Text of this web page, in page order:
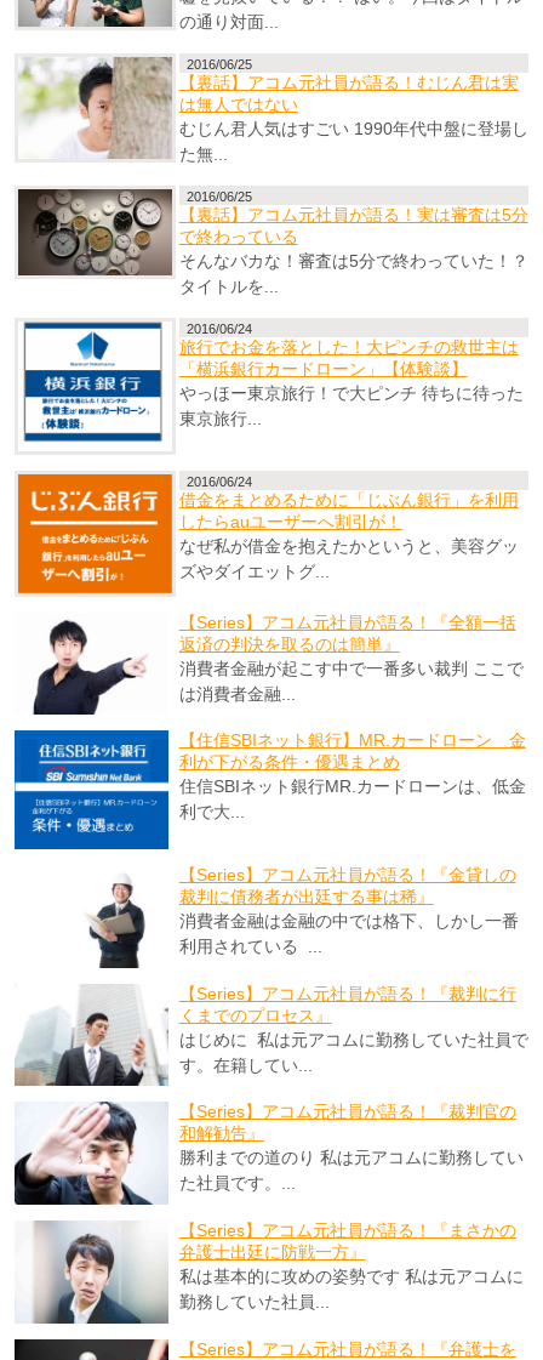
の通り対面...
2016/06/25
【裏話】アコム元社員が語る！むじん君は実
は無人ではない
むじん君人気はすごい 1990年代中盤に登場し
た無...
2016/06/25
【裏話】アコム元社員が語る！実は審査は5分
で終わっている
そんなバカな！審査は5分で終わっていた！？
タイトルを...
2016/06/24
旅行でお金を落とした！大ピンチの救世主は
「横浜銀行カードローン」【体験談】
やっほー東京旅行！で大ピンチ 待ちに待った
東京旅行...
2016/06/24
借金をまとめるために「じぶん銀行」を利用
したらauユーザーへ割引が！
なぜ私が借金を抱えたかというと、美容グッ
ズやダイエットグ...
【Series】アコム元社員が語る！『全額一括
返済の判決を取るのは簡単』
消費者金融が起こす中で一番多い裁判 ここで
は消費者金融...
【住信SBIネット銀行】MR.カードローン 金
利が下がる条件・優遇まとめ
住信SBIネット銀行MR.カードローンは、低金
利で大...
【Series】アコム元社員が語る！『金貸しの
裁判に債務者が出廷する事は稀』
消費者金融は金融の中では格下、しかし一番
利用されている ...
【Series】アコム元社員が語る！『裁判に行
くまでのプロセス』
はじめに 私は元アコムに勤務していた社員で
す。在籍してい...
【Series】アコム元社員が語る！『裁判官の
和解勧告』
勝利までの道のり 私は元アコムに勤務してい
た社員です。...
【Series】アコム元社員が語る！『まさかの
弁護士出廷に防戦一方』
私は基本的に攻めの姿勢です 私は元アコムに
勤務していた社員...
【Series】アコム元社員が語る！『弁護士を